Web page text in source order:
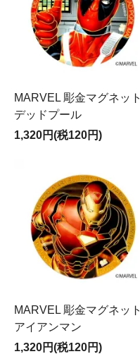
MARVEL 彫金マグネット
デッドプール
1,320円(税120円)
MARVEL 彫金マグネット
アイアンマン
1,320円(税120円)